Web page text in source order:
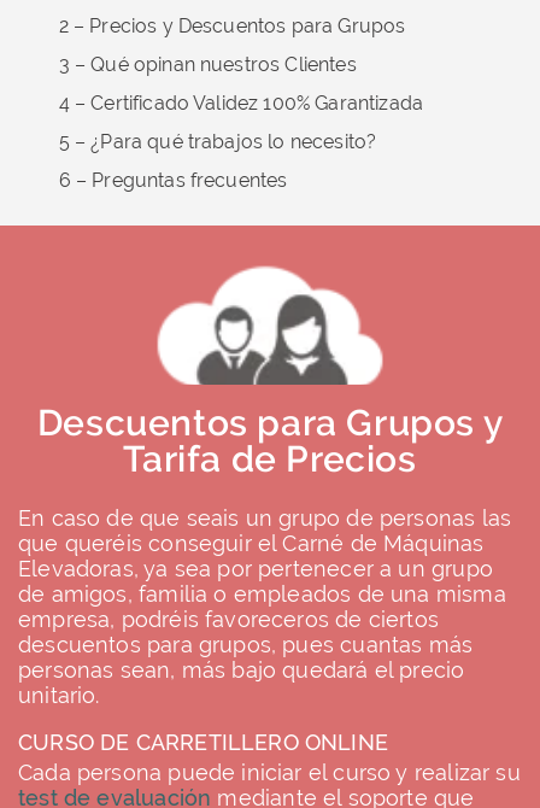
2 – Precios y Descuentos para Grupos
3 – Qué opinan nuestros Clientes
4 – Certificado Validez 100% Garantizada
5 – ¿Para qué trabajos lo necesito?
6 – Preguntas frecuentes
Descuentos para Grupos y
Tarifa de Precios
En caso de que seais un grupo de personas las
que queréis conseguir el Carné de Máquinas
Elevadoras, ya sea por pertenecer a un grupo
de amigos, familia o empleados de una misma
empresa, podréis favoreceros de ciertos
descuentos para grupos, pues cuantas más
personas sean, más bajo quedará el precio
unitario.
CURSO DE CARRETILLERO ONLINE
Cada persona puede iniciar el curso y realizar su
test de evaluación mediante el soporte que